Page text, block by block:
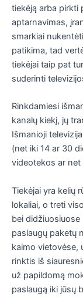
tiekėją arba pirkti
aptarnavimas,
smarkiai
patikima, tad
tiekėjai taip pat
suderinti
Rinkdamiesi
kanalų kiekį, jų
Išmanioji
(net iki 14 ar 30
videotekos ar net
Tiekėjai yra kelių
lokaliai, o treti
bei
paslaugų paketų
kaimo vietovėse,
rinktis iš
už papildomą
paslaugą iki jūsų